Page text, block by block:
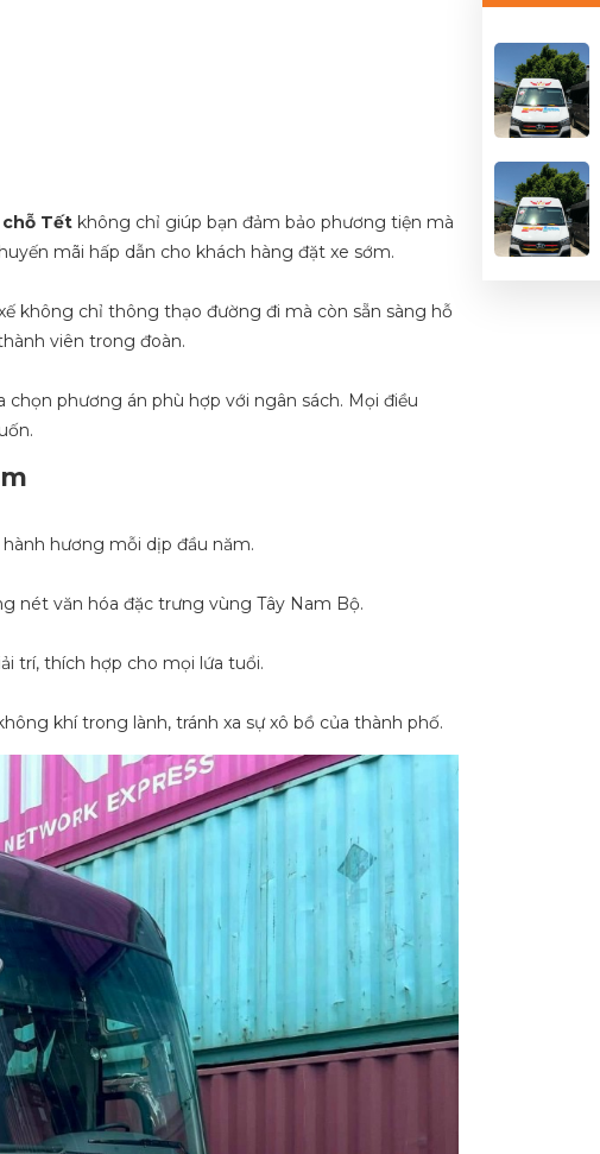
Tết không chỉ giúp bạn đảm bảo phương tiện mà
mãi hấp dẫn cho khách hàng đặt xe sớm.
không chỉ thông thạo đường đi mà còn sẵn sàng hỗ
viên trong đoàn.
phương án phù hợp với ngân sách. Mọi điều
hương mỗi dịp đầu năm.
nét văn hóa đặc trưng vùng Tây Nam Bộ.
trí, thích hợp cho mọi lứa tuổi.
khí trong lành, tránh xa sự xô bồ của thành phố.